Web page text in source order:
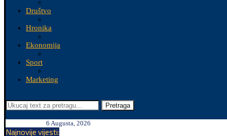
Društvo
Hronika
Ekonomija
Sport
Marketing
Pretraga
6 Augusta, 2026
Najnovije vijesti: